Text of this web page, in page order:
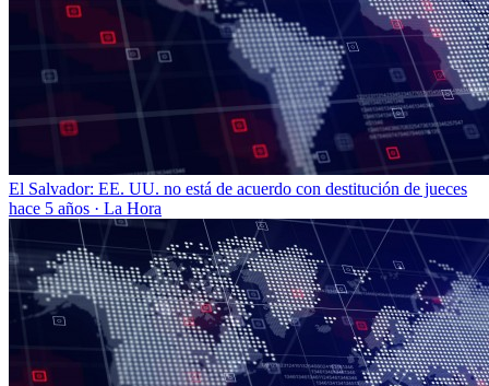
El Salvador: EE. UU. no está de acuerdo con destitución de jueces
hace 5 años · La Hora